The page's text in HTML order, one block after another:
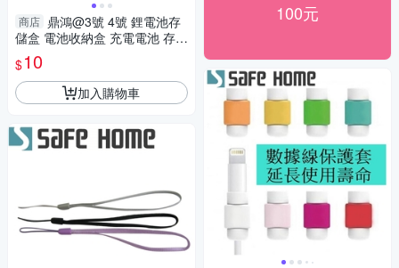
商店 鼎鴻@3號 4號 鋰電池存
儲盒 電池收納盒 充電電池 存放
盒 電池 通用型鋰電池盒 收納盒
儲存盒
$10
加入購物車
100元